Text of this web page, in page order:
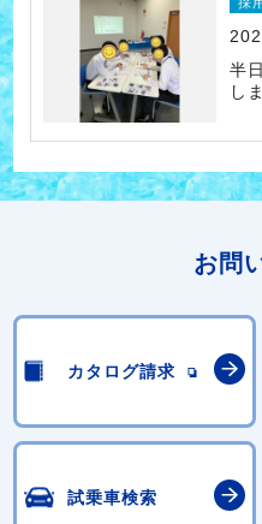
半
し
お問
カタログ請求
試乗車検索